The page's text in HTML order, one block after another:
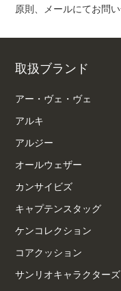
原則、メールにてお問
取扱ブランド
アー・ヴェ・ヴェ
アルキ
アルジー
オールウェザー
カンサイビズ
キャプテンスタッグ
ケンコレクション
コアクッション
サンリオキャラクターズ